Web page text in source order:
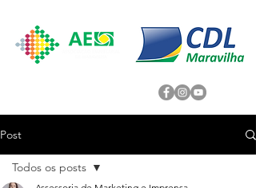
Post
Todos os posts